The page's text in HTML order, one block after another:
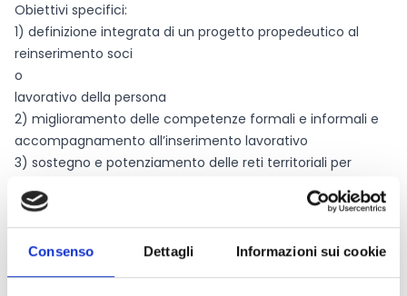
Consenso Dettagli Informazioni sui cookie
Obiettivi specifici:
1) definizione integrata di un progetto propedeutico al
reinserimento soci
o
lavorativo della persona
2) miglioramento delle competenze formali e informali e
accompagnamento all’inserimento lavorativo
3) sostegno e potenziamento delle reti territoriali per
dell’autorità gi
udiziaria
4) sostegno allo
sviluppo di percorsi di